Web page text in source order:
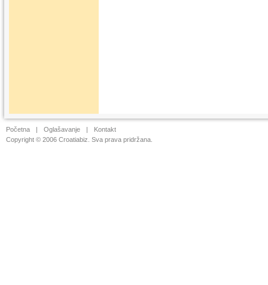
Početna | Oglašavanje |
Kontakt
Copyright © 2006 Croatiabiz. Sva prava pridržana.